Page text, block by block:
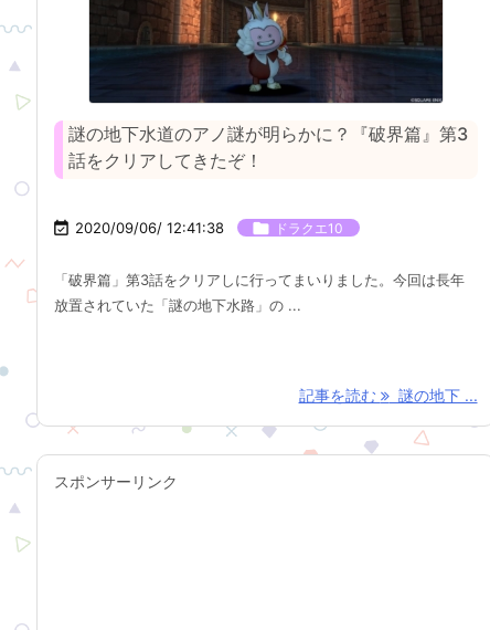
謎の地下水道のアノ謎が明らかに？『破界篇』第3
話をクリアしてきたぞ！
 2020/09/06/ 12:41:38  ドラクエ10
「破界篇」第3話をクリアしに行ってまいりました。今回は長年
放置されていた「謎の地下水路」の ...
記事を読む 謎の地下 ...
スポンサーリンク